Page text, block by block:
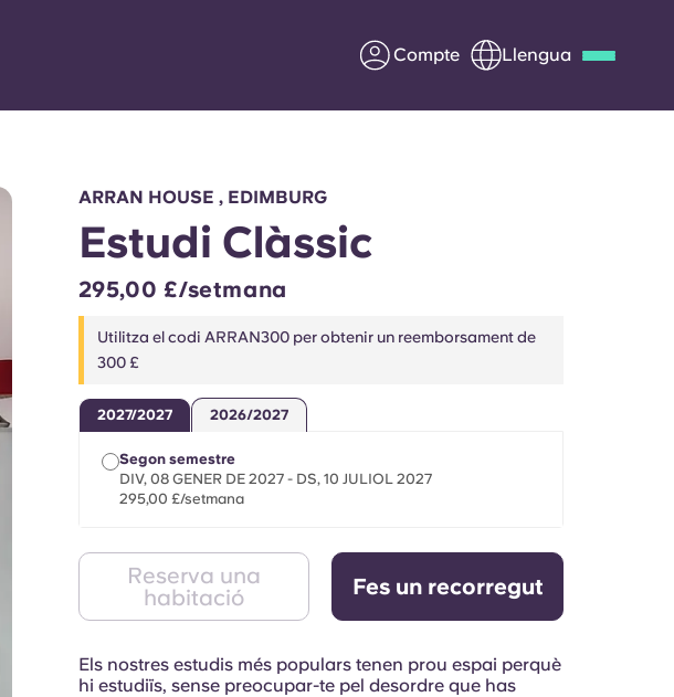
Compte Llengua
Sobre nosaltres
Col·laborar amb Yugo
Preguntes freqüents
Bloc
Poseu-vos en contacte
ARRAN HOUSE , EDIMBURG
Estudi Clàssic
295,00 £/setmana
Utilitza el codi ARRAN300 per obtenir un reemborsament de
300 £
2027/2027 2026/2027
Segon semestre
DIV, 08 GENER DE 2027 - DS, 10 JULIOL 2027
295,00 £/setmana
Reserva una
habitació
Fes un recorregut
Els nostres estudis més populars tenen prou espai perquè
hi estudiïs, sense preocupar-te pel desordre que has